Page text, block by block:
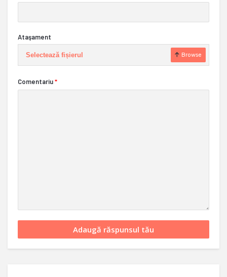
Ataşament
Selectează fișierul Browse
Comentariu*